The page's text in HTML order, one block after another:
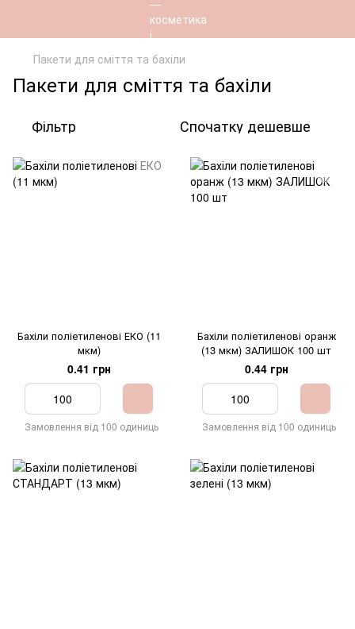
Пакети для сміття та бахіли
Пакети для сміття та бахіли
Фільтр Спочатку дешевше
Бахіли поліетиленові ЕКО (11
мкм)
0.41 грн
Замовлення від 100 одиниць
Бахіли поліетиленові оранж
(13 мкм) ЗАЛИШОК 100 шт
0.44 грн
Замовлення від 100 одиниць